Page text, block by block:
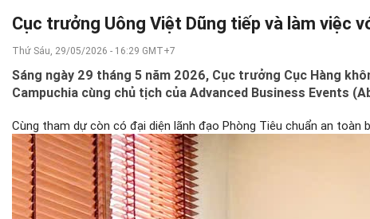
Cục trưởng Uông Việt Dũng tiếp và làm việc
Thứ Sáu, 29/05/2026 - 16:29 GMT+7
Sáng ngày 29 tháng 5 năm 2026, Cục trưởng Cục Hàng
Campuchia cùng chủ tịch của Advanced Business Events
Cùng tham dự còn có đại diện lãnh đạo Phòng Tiêu chuẩn an toàn